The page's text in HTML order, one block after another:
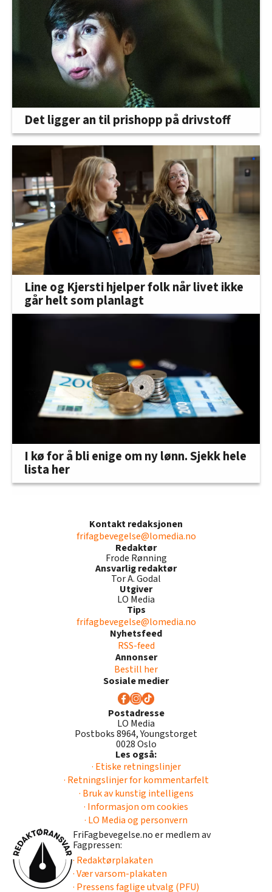
Det ligger an til prishopp på drivstoff
Line og Kjersti hjelper folk når livet ikke
går helt som planlagt
I kø for å bli enige om ny lønn. Sjekk hele
lista her
Kontakt redaksjonen
frifagbevegelse@lomedia.no
Redaktør
Frode Rønning
Ansvarlig redaktør
Tor A. Godal
Utgiver
LO Media
Tips
frifagbevegelse@lomedia.no
Nyhetsfeed
RSS-feed
Annonser
Bestill her
Sosiale medier
Postadresse
LO Media
Postboks 8964, Youngstorget
0028 Oslo
Les også:
· Etiske retningslinjer
· Retningslinjer for kommentarfelt
· Bruk av kunstig intelligens
· Informasjon om cookies
· LO Media og personvern
FriFagbevegelse.no er medlem av
Fagpressen:
· Redaktørplakaten
· Vær varsom-plakaten
· Pressens faglige utvalg (PFU)